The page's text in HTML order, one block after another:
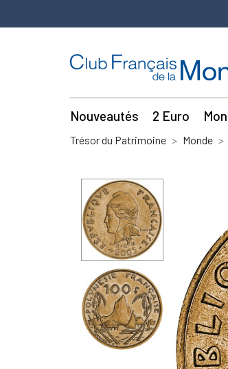
Nouveautés 2 Euro
Trésor du Patrimoine Monde